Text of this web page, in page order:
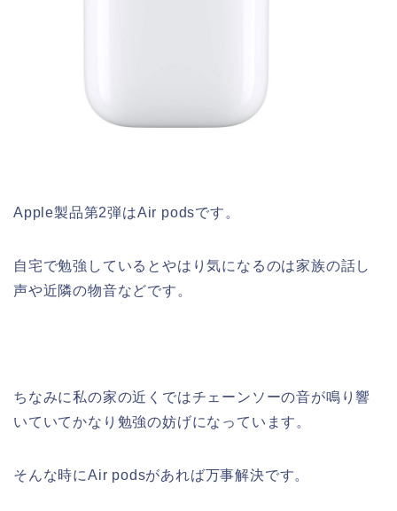
Apple製品第2弾はAir podsです。
自宅で勉強しているとやはり気になるのは家族の話し
声や近隣の物音などです。
ちなみに私の家の近くではチェーンソーの音が鳴り響
いていてかなり勉強の妨げになっています。
そんな時にAir podsがあれば万事解決です。